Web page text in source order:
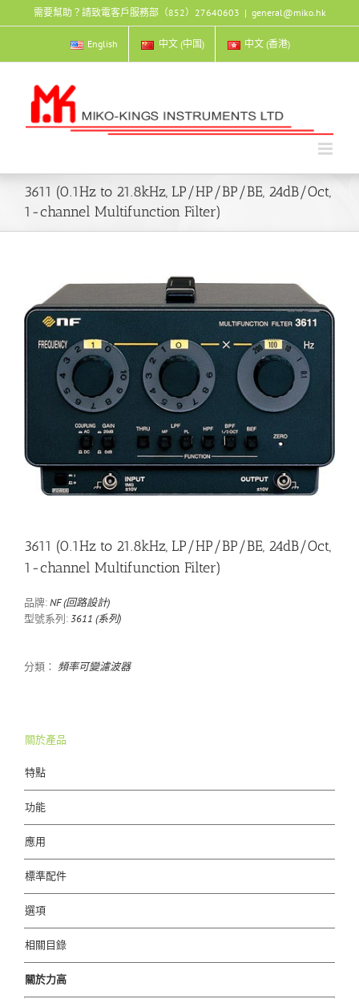
to
需要幫助？請致電客戶服務部（852）27640603 | general@miko.hk
English 中文 (中国) 中文 (香港)
3611 (0.1Hz to 21.8kHz, LP/HP/BP/BE, 24dB/Oct,
1-channel Multifunction Filter)
3611 (0.1Hz to 21.8kHz, LP/HP/BP/BE, 24dB/Oct,
1-channel Multifunction Filter)
品牌:NF (回路設計)
型號系列:3611 (系列)
分類： 頻率可變濾波器
關於產品
特點
功能
應用
標準配件
選項
相關目錄
關於力高